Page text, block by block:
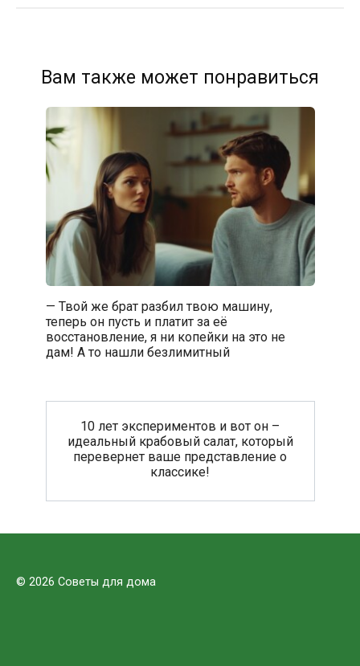
Вам также может понравиться
— Твой же брат разбил твою машину,
теперь он пусть и платит за её
восстановление, я ни копейки на это не
дам! А то нашли безлимитный
10 лет экспериментов и вот он –
идеальный крабовый салат, который
перевернет ваше представление о
классике!
© 2026 Советы для дома